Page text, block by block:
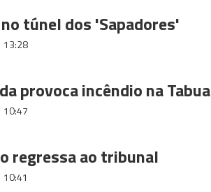
túnel dos 'Sapadores'
13:28
provoca incêndio na Tabua
10:47
regressa ao tribunal
10:41